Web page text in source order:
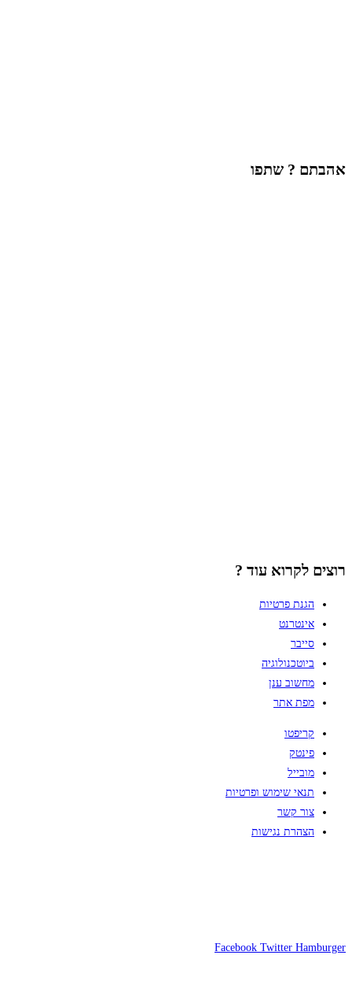
אהבתם ? שתפו
רוצים לקרוא עוד ?
הגנת פרטיות
אינטרנט
סייבר
ביוטכנולוגיה
מחשוב ענן
מפת אתר
קריפטו
פינטק
מובייל
תנאי שימוש ופרטיות
צור קשר
הצהרת נגישות
Facebook Twitter Hamburger